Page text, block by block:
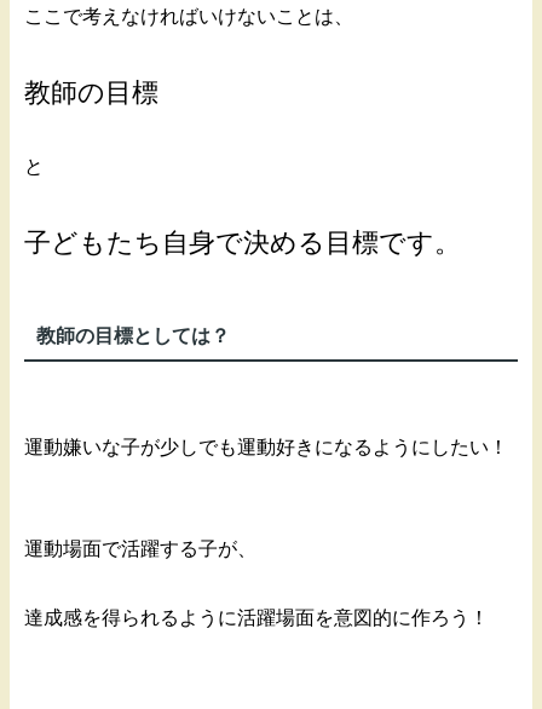
ここで考えなければいけないことは、
教師の目標
と
子どもたち自身で決める目標です。
教師の目標としては？
運動嫌いな子が少しでも運動好きになるようにしたい！
運動場面で活躍する子が、
達成感を得られるように活躍場面を意図的に作ろう！